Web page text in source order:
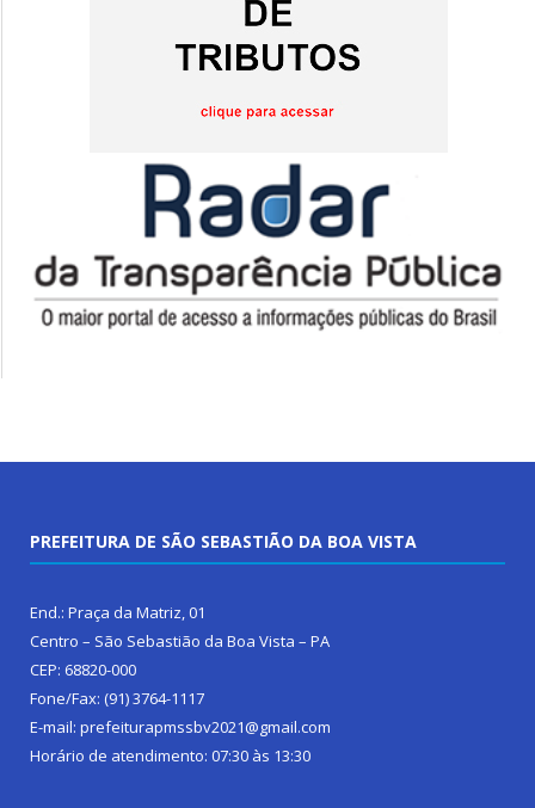
PREFEITURA DE SÃO SEBASTIÃO DA BOA VISTA
End.: Praça da Matriz, 01
Centro – São Sebastião da Boa Vista – PA
CEP: 68820-000
Fone/Fax: (91) 3764-1117
E-mail: prefeiturapmssbv2021@gmail.com
Horário de atendimento: 07:30 às 13:30